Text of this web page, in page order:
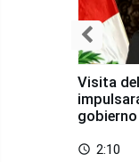
Visita
access_time 2:10